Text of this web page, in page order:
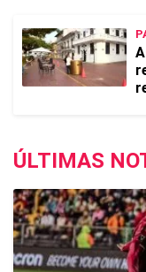
ÚLTIMAS